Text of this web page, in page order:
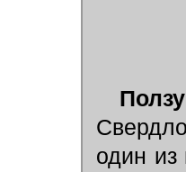
один из